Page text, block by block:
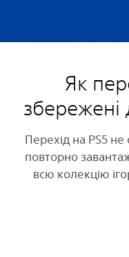
Як
збережені
Перехід на PS5
повторно
всю колекцію